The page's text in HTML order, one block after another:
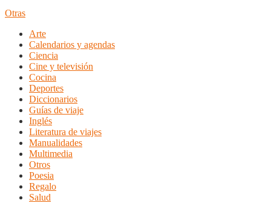
Otras
Arte
Calendarios y agendas
Ciencia
Cine y televisión
Cocina
Deportes
Diccionarios
Guías de viaje
Inglés
Literatura de viajes
Manualidades
Multimedia
Otros
Poesia
Regalo
Salud